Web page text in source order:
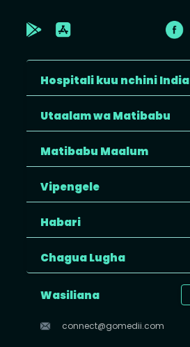
Hospitali kuu nchini India
Utaalam wa Matibabu
Matibabu Maalum
Vipengele
Habari
Chagua Lugha
Wasiliana
connect@gomedii.com